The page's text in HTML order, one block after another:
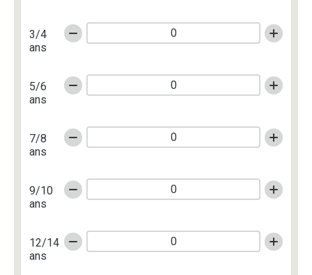
3/4
ans
5/6
ans
7/8
ans
9/10
ans
12/14
ans